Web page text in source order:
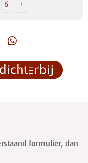
6 ›
formulier, dan